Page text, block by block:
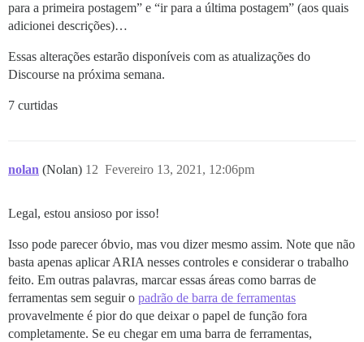
para a primeira postagem” e “ir para a última postagem” (aos quais
adicionei descrições)…
Essas alterações estarão disponíveis com as atualizações do
Discourse na próxima semana.
7 curtidas
nolan (Nolan) Fevereiro 13, 2021, 12:06pm
12
Legal, estou ansioso por isso!
Isso pode parecer óbvio, mas vou dizer mesmo assim. Note que não
basta apenas aplicar ARIA nesses controles e considerar o trabalho
feito. Em outras palavras, marcar essas áreas como barras de
ferramentas sem seguir o padrão de barra de ferramentas
provavelmente é pior do que deixar o papel de função fora
completamente. Se eu chegar em uma barra de ferramentas,